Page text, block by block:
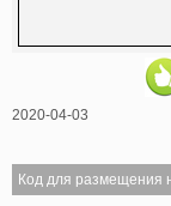
2020-04-03
Код для размещения